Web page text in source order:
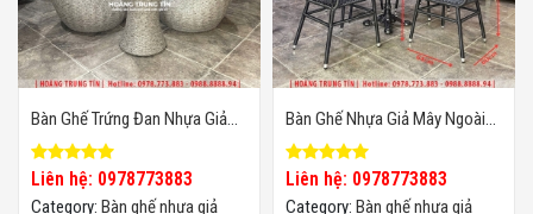
Bàn Ghế Trứng Đan Nhựa Giả
Mây HTT13
Liên hệ: 0978773883
Category: Bàn ghế nhựa giả
Bàn Ghế Nhựa Giả Mây Ngoài
Trời HTT63
Liên hệ: 0978773883
Category: Bàn ghế nhựa giả